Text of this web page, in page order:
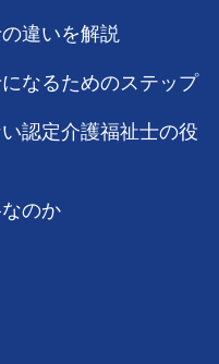
違いを解説
なるためのステップ
認定介護福祉士の役
のか